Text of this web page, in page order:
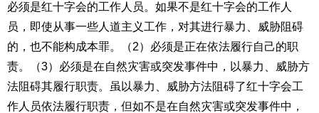
必须是红十字会的工作人员。如果不是红十字会的工作人
员，即使从事一些人道主义工作，对其进行暴力、威胁阻碍
的，也不能构成本罪。（2）必须是正在依法履行自己的职
责。（3）必须是在自然灾害或突发事件中，以暴力、威胁方
法阻碍其履行职责。虽以暴力、威胁方法阻碍了红十字会工
作人员依法履行职责，但如不是在自然灾害或突发事件中，